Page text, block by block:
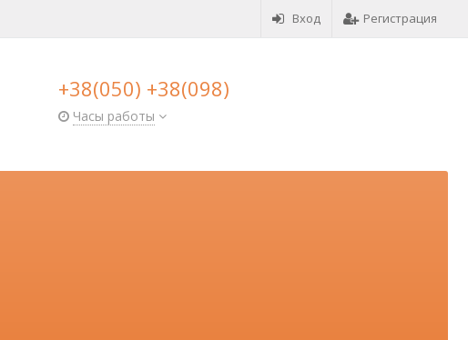
Вход Регистрация
+38(050) +38(098)
Часы работы